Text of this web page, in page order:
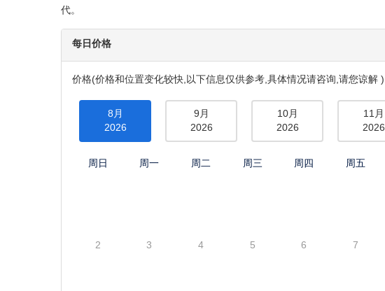
代。
每日价格
价格(价格和位置变化较快,以下信息仅供参考,具体情况请咨询,请您谅解 )
8月
2026
9月
2026
10月
2026
11月
2026
周日 周一 周二 周三 周四 周五
2 3 4 5 6 7